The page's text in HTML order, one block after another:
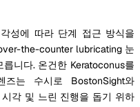
성에 따라 단계 접근 방식을
the-counter lubricating 눈
니다. 온건한 Keratoconus를
는 수시로 BostonSight와
각 및 느린 진행을 돕기 위하